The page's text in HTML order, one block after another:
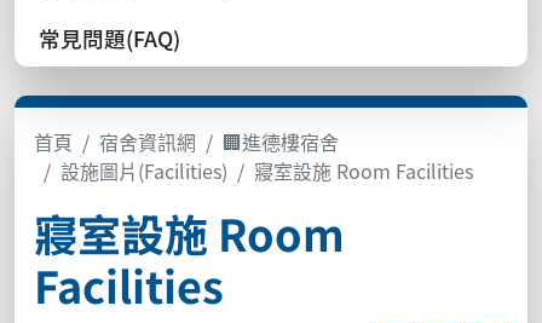
常見問題(FAQ)
首頁 宿舍資訊網
🏢進德樓宿舍
設施圖片(Facilities)
寢室設施 Room Facilities
寢室設施 Room
Facilities